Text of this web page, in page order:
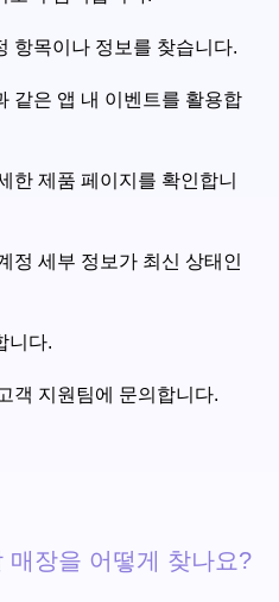
항목이나 정보를 찾습니다.
같은 앱 내 이벤트를 활용합
한 제품 페이지를 확인합니
정 세부 정보가 최신 상태인
니다.
객 지원팀에 문의합니다.
매장을 어떻게 찾나요?